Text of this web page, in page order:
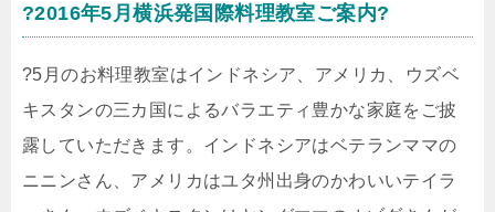
?2016年5月横浜発国際料理教室ご案内?
?5月のお料理教室はインドネシア、アメリカ、ウズベ
キスタンの三カ国によるバラエティ豊かな家庭をご披
露していただきます。インドネシアはベテランママの
ニニンさん、アメリカはユタ州出身のかわいいテイラ